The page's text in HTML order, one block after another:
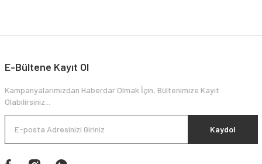
E-Bültene Kayıt Ol
Kampanyalarımızdan Haberdar Olmak İçin, Bültenimize Kayıt
Olabilirsiniz...
Kaydol